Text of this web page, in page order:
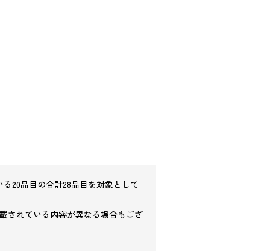
20品目の合計28品目を対象として
されている内容が異なる場合もござ